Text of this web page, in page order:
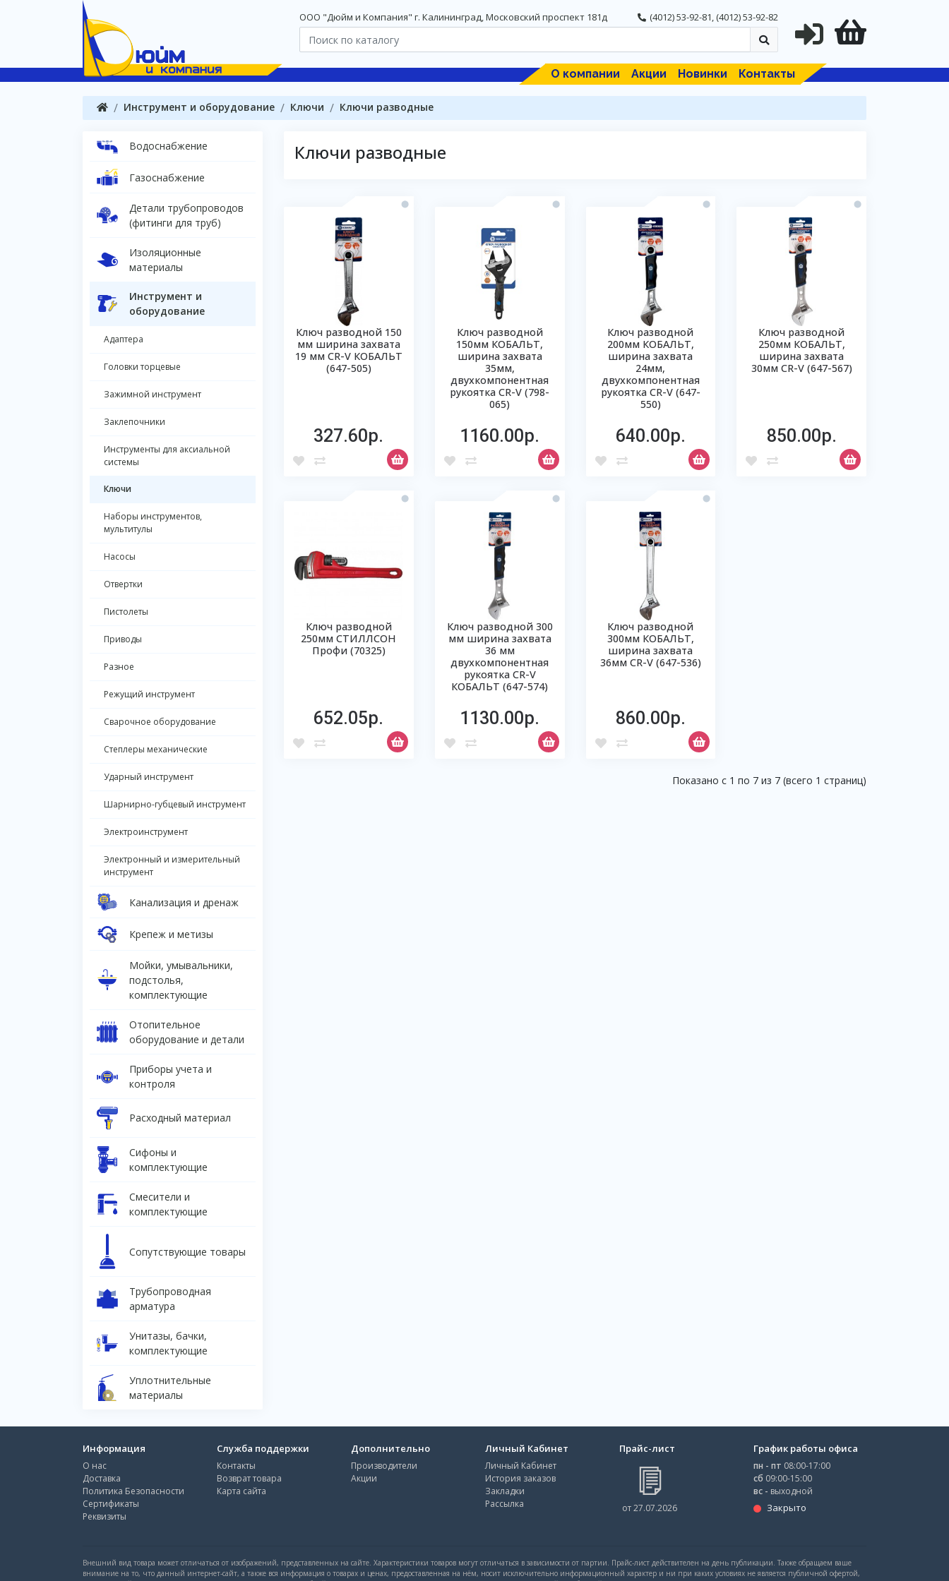
OOO "Дюйм и Компания" г. Калининград, Московский проспект 181д (4012) 53-92-81,(4012) 53-92-82
О компании Акции Новинки Контакты
Инструмент и оборудование Ключи Ключи разводные
Водоснабжение
Газоснабжение
Детали трубопроводов
(фитинги для труб)
Изоляционные
материалы
Инструмент и
оборудование
Адаптера
Головки торцевые
Зажимной инструмент
Заклепочники
Инструменты для аксиальной
системы
Ключи
Наборы инструментов,
мультитулы
Насосы
Отвертки
Пистолеты
Приводы
Разное
Режущий инструмент
Сварочное оборудование
Степлеры механические
Ударный инструмент
Шарнирно-губцевый инструмент
Электроинструмент
Электронный и измерительный
инструмент
Канализация и дренаж
Крепеж и метизы
Мойки, умывальники,
подстолья,
комплектующие
Отопительное
оборудование и детали
Приборы учета и
контроля
Расходный материал
Сифоны и
комплектующие
Смесители и
комплектующие
Сопутствующие товары
Трубопроводная
арматура
Унитазы, бачки,
комплектующие
Уплотнительные
материалы
Ключи разводные
Ключ разводной 150
мм ширина захвата
19 мм CR-V КОБАЛЬТ
(647-505)
327.60р.
Ключ разводной
150мм КОБАЛЬТ,
ширина захвата
35мм,
двухкомпонентная
рукоятка CR-V (798-
065)
1160.00р.
Ключ разводной
200мм КОБАЛЬТ,
ширина захвата
24мм,
двухкомпонентная
рукоятка CR-V (647-
550)
640.00р.
Ключ разводной
250мм КОБАЛЬТ,
ширина захвата
30мм CR-V (647-567)
850.00р.
Ключ разводной
250мм СТИЛЛСОН
Профи (70325)
652.05р.
Ключ разводной 300
мм ширина захвата
36 мм
двухкомпонентная
рукоятка CR-V
КОБАЛЬТ (647-574)
1130.00р.
Ключ разводной
300мм КОБАЛЬТ,
ширина захвата
36мм CR-V (647-536)
860.00р.
Показано с 1 по 7 из 7 (всего 1 страниц)
Информация
О нас
Доставка
Политика Безопасности
Сертификаты
Реквизиты
Служба поддержки
Контакты
Возврат товара
Карта сайта
Дополнительно
Производители
Акции
Личный Кабинет
Личный Кабинет
История заказов
Закладки
Рассылка
Прайс-лист
от 27.07.2026
График работы офиса
пн - пт 08:00-17:00
сб 09:00-15:00
вс - выходной
Закрыто
Внешний вид товара может отличаться от изображений, представленных на сайте. Характеристики товаров могут отличаться в зависимости от партии. Прайс-лист действителен на день публикации. Также обращаем ваше
внимание на то, что данный интернет-сайт, а также вся информация о товарах и ценах, предоставленная на нём, носит исключительно информационный характер и ни при каких условиях не является публичной офертой,